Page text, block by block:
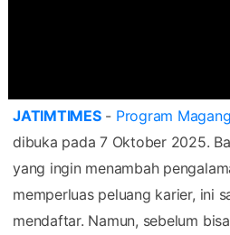
JATIMTIMES- Program
dibuka pada 7 Oktober 2025.
yang ingin menambah
memperluas peluang karier, ini
mendaftar. Namun, sebelum